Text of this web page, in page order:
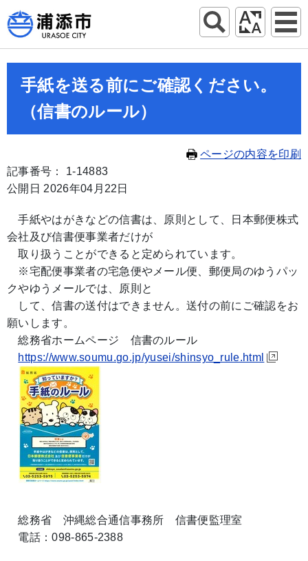
手紙を送る前にご確認ください。
（信書のルール）
ページの内容を印刷
記事番号： 1-14883
公開日 2026年04月22日
手紙やはがきなどの信書は、原則として、日本郵便株式
会社及び信書便事業者だけが
取り扱うことができると定められています。
※宅配便事業者の宅急便やメール便、郵便局のゆうパッ
クやゆうメールでは、原則と
して、信書の送付はできません。送付の前にご確認をお
願いします。
総務省ホームページ 信書のルール
https://www.soumu.go.jp/yusei/shinsyo_rule.html
総務省 沖縄総合通信事務所 信書便監理室
電話：098-865-2388